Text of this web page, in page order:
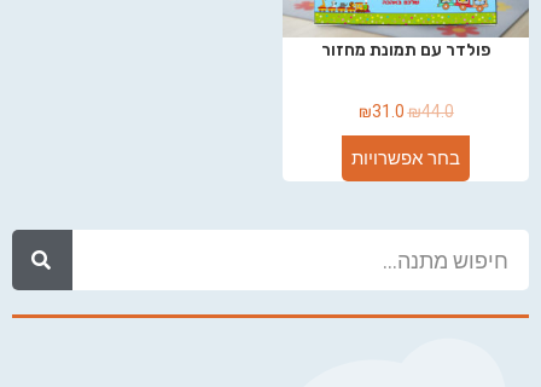
פולדר עם תמונת מחזור
₪44.0
₪31.0
בחר אפשרויות